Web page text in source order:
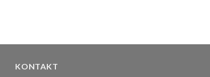
KONTAKT